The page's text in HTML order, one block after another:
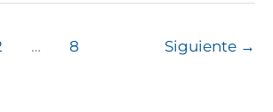
… 8 Siguiente →